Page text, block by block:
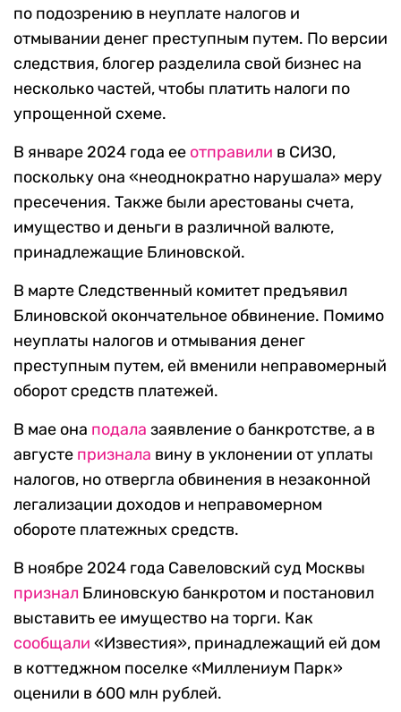
по подозрению в неуплате налогов и
отмывании денег преступным путем. По версии
следствия, блогер разделила свой бизнес на
несколько частей, чтобы платить налоги по
упрощенной схеме.
В январе 2024 года ее отправили в СИЗО,
поскольку она «неоднократно нарушала» меру
пресечения. Также были арестованы счета,
имущество и деньги в различной валюте,
принадлежащие Блиновской.
В марте Следственный комитет предъявил
Блиновской окончательное обвинение. Помимо
неуплаты налогов и отмывания денег
преступным путем, ей вменили неправомерный
оборот средств платежей.
В мае она подала заявление о банкротстве, а в
августе признала вину в уклонении от уплаты
налогов, но отвергла обвинения в незаконной
легализации доходов и неправомерном
обороте платежных средств.
В ноябре 2024 года Савеловский суд Москвы
признал Блиновскую банкротом и постановил
выставить ее имущество на торги. Как
сообщали «Известия», принадлежащий ей дом
в коттеджном поселке «Миллениум Парк»
оценили в 600 млн рублей.